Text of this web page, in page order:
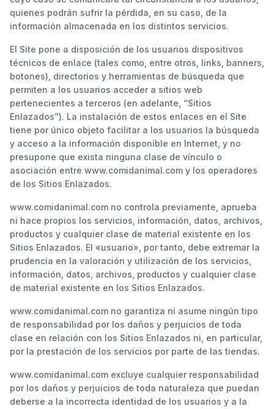
quienes podrán sufrir la pérdida, en su caso, de la
información almacenada en los distintos servicios.
El Site pone a disposición de los usuarios dispositivos
técnicos de enlace (tales como, entre otros, links, banners,
botones), directorios y herramientas de búsqueda que
permiten a los usuarios acceder a sitios web
pertenecientes a terceros (en adelante, “Sitios
Enlazados”). La instalación de estos enlaces en el Site
tiene por único objeto facilitar a los usuarios la búsqueda
y acceso a la información disponible en Internet, y no
presupone que exista ninguna clase de vínculo o
asociación entre www.comidanimal.com y los operadores
de los Sitios Enlazados.
www.comidanimal.com no controla previamente, aprueba
ni hace propios los servicios, información, datos, archivos,
productos y cualquier clase de material existente en los
Sitios Enlazados. El «usuario», por tanto, debe extremar la
prudencia en la valoración y utilización de los servicios,
información, datos, archivos, productos y cualquier clase
de material existente en los Sitios Enlazados.
www.comidanimal.com no garantiza ni asume ningún tipo
de responsabilidad por los daños y perjuicios de toda
clase en relación con los Sitios Enlazados ni, en particular,
por la prestación de los servicios por parte de las tiendas.
www.comidanimal.com excluye cualquier responsabilidad
por los daños y perjuicios de toda naturaleza que puedan
deberse a la incorrecta identidad de los usuarios y a la